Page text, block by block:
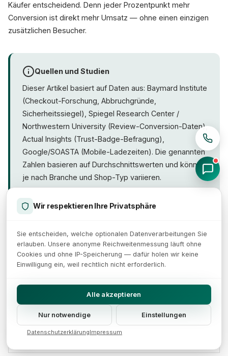
Käufer entscheidend. Denn jeder Prozentpunkt mehr
Conversion ist direkt mehr Umsatz — ohne einen einzigen
zusätzlichen Besucher.
Quellen und Studien
Dieser Artikel basiert auf Daten aus: Baymard Institute
(Checkout-Forschung, Abbruchgründe,
Sicherheitssiegel), Spiegel Research Center /
Northwestern University (Review-Conversion-Daten),
Actual Insights (Trust-Badge-Befragung),
Google/SOASTA (Mobile-Ladezeiten). Die genannten
Zahlen basieren auf Durchschnittswerten und können
je nach Branche und Shop-Typ variieren.
Einfluss auf die Conversion Rate?
Kundenbewertungen erzielen erfahrungsgemäß den
mit einer um bis zu 270% höheren
Wahrscheinlichkeit gekauft als solche ohne (Spiegel
Research Center). An zweiter Stelle stehen Security
Badges am Checkout mit rund 15-30% Conversion-
platziert werden?
Trust Badges wirken am stärksten dort, wo
Kaufentscheidungen fallen: direkt auf der
Wie viele Kundenbewertungen braucht ein
Produkt für optimale Conversion?
Wir respektieren Ihre Privatsphäre
Sie entscheiden, welche optionalen Datenverarbeitungen Sie
erlauben. Unsere anonyme Reichweitenmessung läuft ohne
Cookies und ohne IP-Speicherung — dafür holen wir keine
Einwilligung ein, weil rechtlich nicht erforderlich.
Alle akzeptieren
Nur notwendige Einstellungen
DatenschutzerklärungImpressum